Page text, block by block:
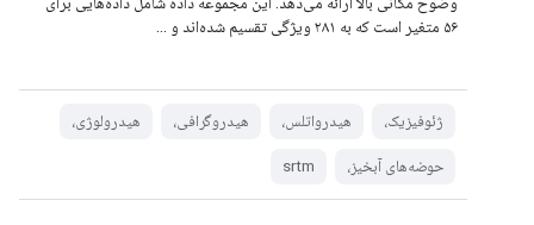
۵۶ متغیر است که به ۲۸۱ ویژگی تقسیم شده‌اند و ...
ژئوفیزیک، هیدرواتلس، هیدروگرافی، هیدرولوژی،
حوضه‌های آبخیز، srtm